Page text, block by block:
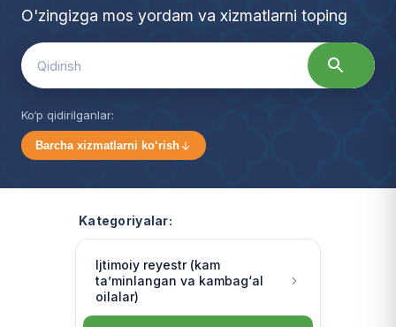
O'zingizga mos yordam va xizmatlarni toping
Search
for:
Ko‘p qidirilganlar:
Barcha xizmatlarni ko‘rish
Kategoriyalar:
Ijtimoiy reyestr (kam
ta’minlangan va kambag‘al
oilalar)